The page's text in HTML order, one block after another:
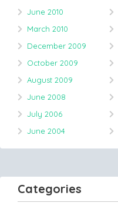
June 2010
March 2010
December 2009
October 2009
August 2009
June 2008
July 2006
June 2004
Categories